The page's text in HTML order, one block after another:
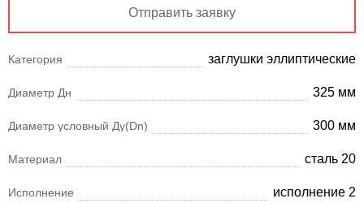
Отправить заявку
Категория заглушки эллиптические
Диаметр Дн 325 мм
Диаметр условный Ду(Dn) 300 мм
Материал сталь 20
Исполнение исполнение 2